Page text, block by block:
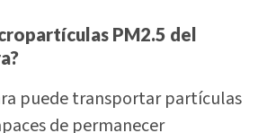
PM2.5 del
puede transportar partículas
de permanecer